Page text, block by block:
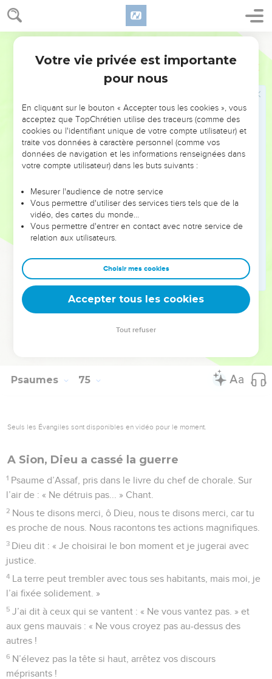
Psaumes 74
rends secs des fleuves toujours pleins d’eau.
Le jour est à toi, la nuit est à toi, toi qui as créé la lune et le
soleil.
Tu as fixé toutes les limites de la terre, et c’est toi qui as
et un peuple stupide méprise ton nom !
Ne livre pas aux bêtes sauvages la vie de ton peuple très
aimé. N’oublie pas pour toujours la vie des malheureux de
ton peuple !
Sois attentif à ton alliance ! Dans les lieux sombres du
pays, des gens se cachent pour agir avec violence.
Ceux qu’on écrase, qu’ils ne reviennent pas couverts de
honte ! Mais que les malheureux et les pauvres chantent ton
insultes que ces gens stupides te lancent toute la journée.
N’oublie pas les cris de tes ennemis, le bruit toujours plus
fort de tes adversaires.
© Société biblique française – Bibli’O, 2000, avec autorisation. Pour vous procurer
Psaumes 75
Seuls les Évangiles sont disponibles en vidéo pour le moment.
A Sion, Dieu a cassé la guerre
1 Psaume d’Assaf, pris dans le livre du chef de chorale. Sur
l’air de : « Ne détruis pas... » Chant.
2 Nous te disons merci, ô Dieu, nous te disons merci, car tu
es proche de nous. Nous racontons tes actions magnifiques.
3 Dieu dit : « Je choisirai le bon moment et je jugerai avec
justice.
4 La terre peut trembler avec tous ses habitants, mais moi, je
l’ai fixée solidement. »
5 J’ai dit à ceux qui se vantent : « Ne vous vantez pas. » et
aux gens mauvais : « Ne vous croyez pas au-dessus des
autres !
6 N’élevez pas la tête si haut, arrêtez vos discours
méprisants !
Votre vie privée est importante
pour nous
En cliquant sur le bouton « Accepter tous les cookies », vous
acceptez que TopChrétien utilise des traceurs (comme des
cookies ou l'identifiant unique de votre compte utilisateur) et
traite vos données à caractère personnel (comme vos
données de navigation et les informations renseignées dans
votre compte utilisateur) dans les buts suivants :
Mesurer l'audience de notre service
Vous permettre d'utiliser des services tiers tels que de la
vidéo, des cartes du monde…
Vous permettre d'entrer en contact avec notre service de
relation aux utilisateurs.
Choisir mes cookies
Accepter tous les cookies
Tout refuser